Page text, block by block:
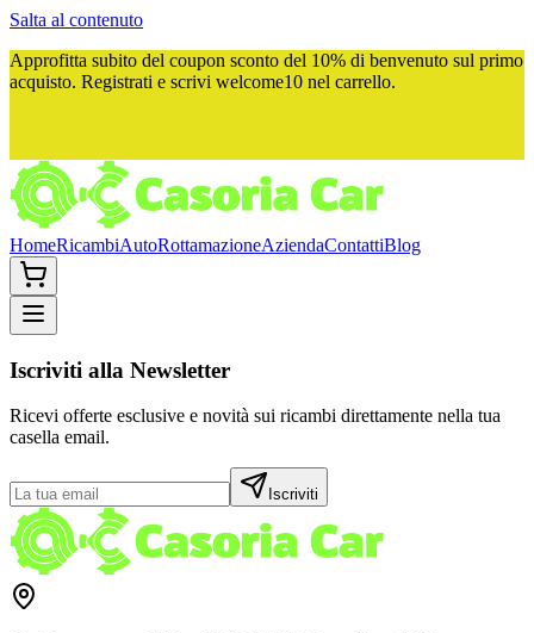
Salta al contenuto
Approfitta subito del coupon sconto del 10% di benvenuto sul primo
acquisto. Registrati e scrivi welcome10 nel carrello.
HomeRicambiAutoRottamazioneAziendaContattiBlog
Iscriviti alla Newsletter
Ricevi offerte esclusive e novità sui ricambi direttamente nella tua
casella email.
Iscriviti